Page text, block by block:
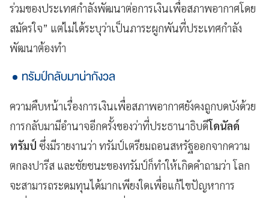
ร่วมของประเทศกำลังพัฒนาต่อการเงินเพื่อสภาพอากาศโดย
สมัครใจ” แต่ไม่ได้ระบุว่าเป็นภาระผูกพันที่ประเทศกำลัง
พัฒนาต้องทำ
ทรัมป์กลับมาน่ากังวล
ความคืบหน้าเรื่องการเงินเพื่อสภาพอากาศยังคงถูกบดบังด้วย
การกลับมามีอำนาจอีกครั้งของว่าที่ประธานาธิบดีโดนัลด์
ทรัมป์ ซึ่งมีรายงานว่า ทรัมป์เตรียมถอนสหรัฐออกจากความ
ตกลงปารีส และชัยชนะของทรัมป์ก็ทำให้เกิดคำถามว่า โลก
จะสามารถระดมทุนได้มากเพียงใดเพื่อแก้ไขปัญหาการ